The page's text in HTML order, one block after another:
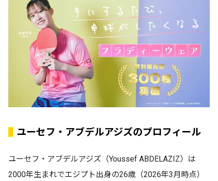
ユーセフ・アブデルアジズのプロフィール
ユーセフ・アブデルアジズ（Youssef ABDELAZIZ）は
2000年生まれでエジプト出身の26歳（2026年3月時点）